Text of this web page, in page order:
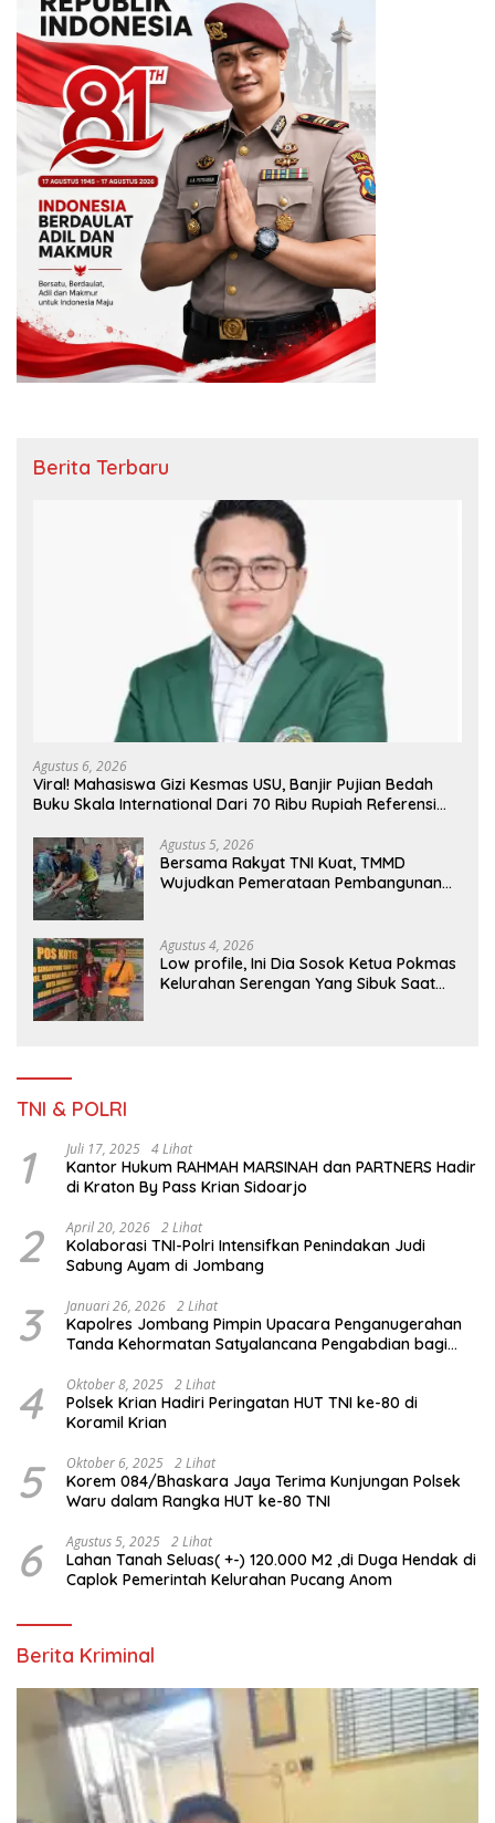
Berita Terbaru
Agustus 6, 2026
Viral! Mahasiswa Gizi Kesmas USU, Banjir Pujian Bedah
Buku Skala International Dari 70 Ribu Rupiah Referensi
Agustus 5, 2026
Bersama Rakyat TNI Kuat, TMMD
Wujudkan Pemerataan Pembangunan
Agustus 4, 2026
Low profile, Ini Dia Sosok Ketua Pokmas
Kelurahan Serengan Yang Sibuk Saat
TNI & POLRI
1 Juli 17, 2025 4 Lihat
Kantor Hukum RAHMAH MARSINAH dan PARTNERS Hadir
di Kraton By Pass Krian Sidoarjo
2 April 20, 2026 2 Lihat
Kolaborasi TNI-Polri Intensifkan Penindakan Judi
Sabung Ayam di Jombang
3 Januari 26, 2026 2 Lihat
Kapolres Jombang Pimpin Upacara Penganugerahan
Tanda Kehormatan Satyalancana Pengabdian bagi
4 Oktober 8, 2025 2 Lihat
Polsek Krian Hadiri Peringatan HUT TNI ke-80 di
Koramil Krian
5 Oktober 6, 2025 2 Lihat
Korem 084/Bhaskara Jaya Terima Kunjungan Polsek
6 Agustus 5, 2025 2 Lihat
Lahan Tanah Seluas( +-) 120.000 M2 ,di Duga Hendak di
Caplok Pemerintah Kelurahan Pucang Anom
Berita Kriminal